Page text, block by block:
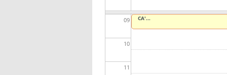
09
10
11
CA'...